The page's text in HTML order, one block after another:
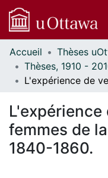
Communautés
et collections
Parcourir
À propos
Accueil
L'expérience
femmes de
1840-1860.